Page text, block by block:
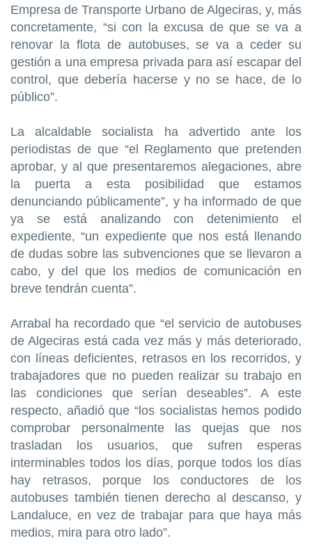
Empresa de Transporte Urbano de Algeciras, y, más
concretamente, “si con la excusa de que se va a
renovar la flota de autobuses, se va a ceder su
gestión a una empresa privada para así escapar del
control, que debería hacerse y no se hace, de lo
público”.
La alcaldable socialista ha advertido ante los
periodistas de que “el Reglamento que pretenden
aprobar, y al que presentaremos alegaciones, abre
la puerta a esta posibilidad que estamos
denunciando públicamente”, y ha informado de que
ya se está analizando con detenimiento el
expediente, “un expediente que nos está llenando
de dudas sobre las subvenciones que se llevaron a
cabo, y del que los medios de comunicación en
breve tendrán cuenta”.
Arrabal ha recordado que “el servicio de autobuses
de Algeciras está cada vez más y más deteriorado,
con líneas deficientes, retrasos en los recorridos, y
trabajadores que no pueden realizar su trabajo en
las condiciones que serían deseables”. A este
respecto, añadió que “los socialistas hemos podido
comprobar personalmente las quejas que nos
trasladan los usuarios, que sufren esperas
interminables todos los días, porque todos los días
hay retrasos, porque los conductores de los
autobuses también tienen derecho al descanso, y
Landaluce, en vez de trabajar para que haya más
medios, mira para otro lado”.